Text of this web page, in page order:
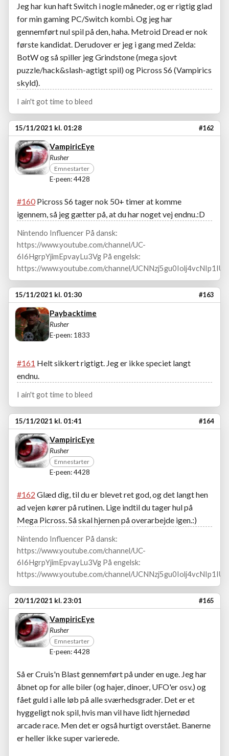
Jeg har kun haft Switch i nogle måneder, og er rigtig glad
for min gaming PC/Switch kombi. Og jeg har
gennemført nul spil på den, haha. Metroid Dread er nok
første kandidat. Derudover er jeg i gang med Zelda:
BotW og så spiller jeg Grindstone (mega sjovt
puzzle/hack&slash-agtigt spil) og Picross S6 (Vampirics
skyld).
I ain't got time to bleed
15/11/2021 kl. 01:28 #162
VampiricEye
Rusher
Emnestarter
E-peen: 4428
#160Picross S6 tager nok 50+ timer at komme
igennem, så jeg gætter på, at du har noget vej endnu.:D
Nintendo Influencer På dansk:
https://www.youtube.com/channel/UC-
6I6HgrpYjimEpvayLu3Vg På engelsk:
https://www.youtube.com/channel/UCNNzj5gu0Iolj4vcNIp1IUA
15/11/2021 kl. 01:30 #163
Paybacktime
Rusher
E-peen: 1833
#161 Helt sikkert rigtigt. Jeg er ikke speciet langt
endnu.
I ain't got time to bleed
15/11/2021 kl. 01:41 #164
VampiricEye
Rusher
Emnestarter
E-peen: 4428
#162 Glæd dig, til du er blevet ret god, og det langt hen
ad vejen kører på rutinen. Lige indtil du tager hul på
Mega Picross. Så skal hjernen på overarbejde igen.:)
Nintendo Influencer På dansk:
https://www.youtube.com/channel/UC-
6I6HgrpYjimEpvayLu3Vg På engelsk:
https://www.youtube.com/channel/UCNNzj5gu0Iolj4vcNIp1IUA
20/11/2021 kl. 23:01 #165
VampiricEye
Rusher
Emnestarter
E-peen: 4428
Så er Cruis'n Blast gennemført på under en uge. Jeg har
åbnet op for alle biler (og hajer, dinoer, UFO'er osv.) og
fået guld i alle løb på alle sværhedsgrader. Det er et
hyggeligt nok spil, hvis man vil have lidt hjernedød
arcade race. Men det er også hurtigt overstået. Banerne
er heller ikke super varierede.